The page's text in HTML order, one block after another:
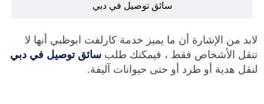
سائق توصيل في دبي
لابد من الإشارة أن ما يميز خدمة كارلفت ابوظبي أنها لا
تنقل الأشخاص فقط ، فيمكنك طلبسائق توصيل في دبي
لنقل هدية أو طرد أو حتى حيوانات آليفة.